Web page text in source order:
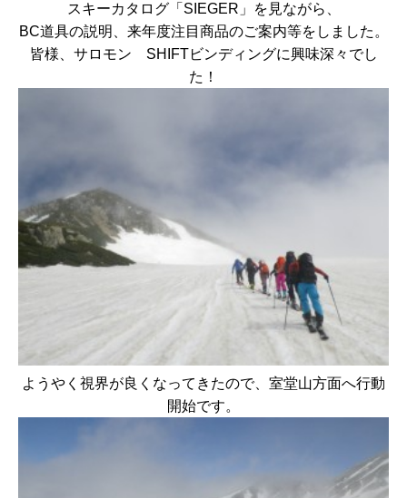
スキーカタログ「SIEGER」を見ながら、
BC道具の説明、来年度注目商品のご案内等をしました。
皆様、サロモン SHIFTビンディングに興味深々でし
た！
ようやく視界が良くなってきたので、室堂山方面へ行動
開始です。